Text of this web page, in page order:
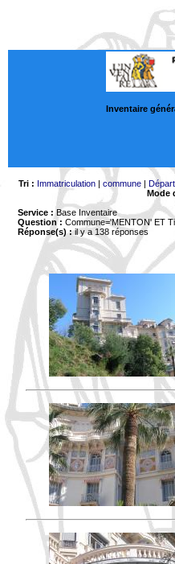
Inventaire
Tri : Immatriculation| commune|
Mode
Service : Base Inventaire
Question : Commune='MENTON' ET
Réponse(s) :il y a 138 réponses